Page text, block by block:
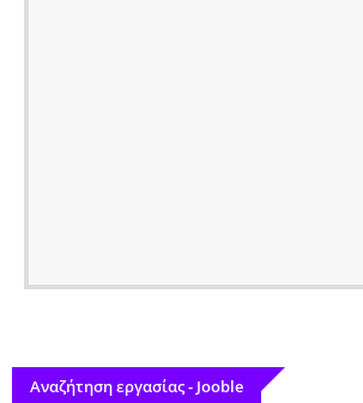
Αναζήτηση εργασίας - Jooble